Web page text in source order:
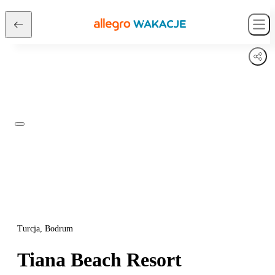
Turcja, Bodrum
Tiana Beach Resort